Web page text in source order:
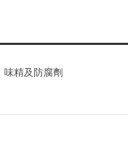
味精及防腐劑